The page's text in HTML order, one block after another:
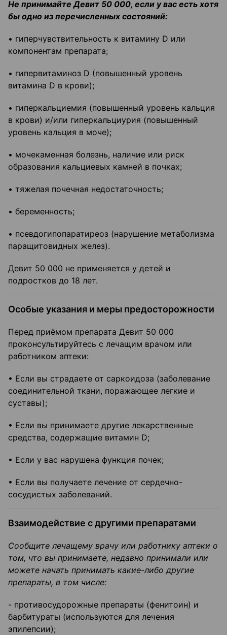
Не принимайте Девит 50 000, если у вас есть хотя
бы одно из перечисленных состояний:
• гиперчувствительность к витамину D или
компонентам препарата;
• гипервитаминоз D (повышенный уровень
витамина D в крови);
• гиперкальциемия (повышенный уровень кальция
в крови) и/или гиперкальциурия (повышенный
уровень кальция в моче);
• мочекаменная болезнь, наличие или риск
образования кальциевых камней в почках;
• тяжелая почечная недостаточность;
• беременность;
• псевдогипопаратиреоз (нарушение метаболизма
паращитовидных желез).
Девит 50 000 не применяется у детей и
подростков до 18 лет.
Особые указания и меры предосторожности
Перед приёмом препарата Девит 50 000
проконсультируйтесь с лечащим врачом или
работником аптеки:
• Если вы страдаете от саркоидоза (заболевание
соединительной ткани, поражающее легкие и
суставы);
• Если вы принимаете другие лекарственные
средства, содержащие витамин D;
• Если у вас нарушена функция почек;
• Если вы получаете лечение от сердечно-
сосудистых заболеваний.
Взаимодействие с другими препаратами
Сообщите лечащему врачу или работнику аптеки о
том, что вы принимаете, недавно принимали или
можете начать принимать какие-либо другие
препараты, в том числе:
- противосудорожные препараты (фенитоин) и
барбитураты (используются для лечения
эпилепсии);